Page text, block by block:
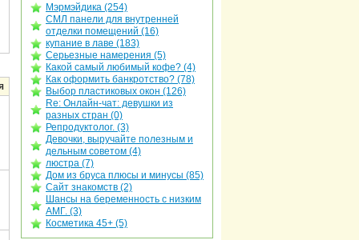
Мэрмэйдика (254)
СМЛ панели для внутренней
отделки помещений (16)
купание в лаве (183)
Серьезные намерения (5)
Какой самый любимый кофе? (4)
Как оформить банкротство? (78)
Выбор пластиковых окон (126)
Re: Онлайн-чат: девушки из
разных стран (0)
Репродуктолог. (3)
Девочки, выручайте полезным и
дельным советом (4)
люстра (7)
Дом из бруса плюсы и минусы (85)
Сайт знакомств (2)
Шансы на беременность с низким
АМГ. (3)
Косметика 45+ (5)